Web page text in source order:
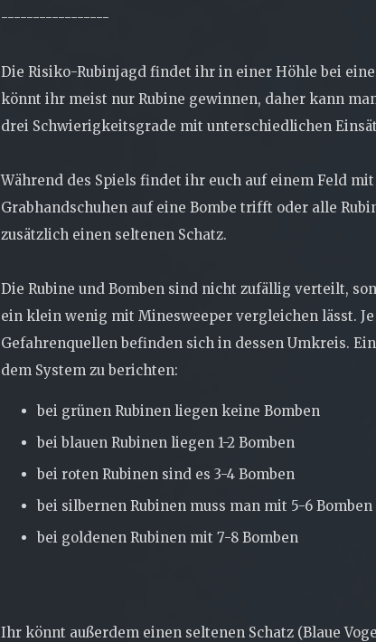
-----------------
Die Risiko-Rubinjagd findet ihr in einer Höhle bei
könnt ihr meist nur Rubine gewinnen, daher kann
drei Schwierigkeitsgrade mit unterschiedlichen
Während des Spiels findet ihr euch auf einem Feld
Grabhandschuhen auf eine Bombe trifft oder alle
zusätzlich einen seltenen Schatz.
Die Rubine und Bomben sind nicht zufällig verteilt,
ein klein wenig mit Minesweeper vergleichen lässt.
Gefahrenquellen befinden sich in dessen Umkreis.
dem System zu berichten:
bei grünen Rubinen liegen keine Bomben
bei blauen Rubinen liegen 1-2 Bomben
bei roten Rubinen sind es 3-4 Bomben
bei silbernen Rubinen muss man mit 5-6
bei goldenen Rubinen mit 7-8 Bomben
Ihr könnt außerdem einen seltenen Schatz (Blaue